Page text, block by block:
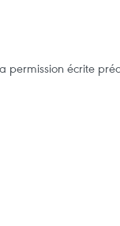
permission écrite